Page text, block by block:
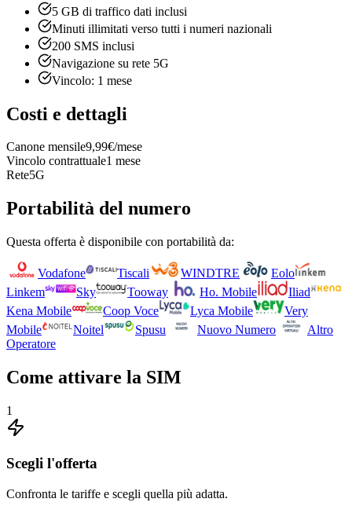
5 GB di traffico dati inclusi
Minuti illimitati verso tutti i numeri nazionali
200 SMS inclusi
Navigazione su rete 5G
Vincolo: 1 mese
Costi e dettagli
Canone mensile9,99€/mese
Vincolo contrattuale1 mese
Rete5G
Portabilità del numero
Questa offerta è disponibile con portabilità da:
Vodafone Tiscali WINDTRE
Eolo
Linkem
Sky Tooway Ho. Mobile
Iliad
Kena Mobile
Coop Voce Lyca Mobile
Very
Mobile
Noitel Spusu Nuovo Numero
Altro
Operatore
Come attivare la SIM
1
Scegli l'offerta
Confronta le tariffe e scegli quella più adatta.